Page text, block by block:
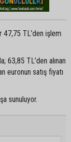
TL’den işlem
63,85 TL’den alınan
euronun satış fiyatı
sunuluyor.